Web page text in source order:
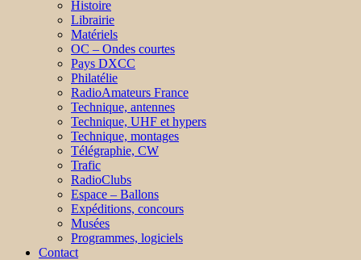
Histoire
Librairie
Matériels
OC – Ondes courtes
Pays DXCC
Philatélie
RadioAmateurs France
Technique, antennes
Technique, UHF et hypers
Technique, montages
Télégraphie, CW
Trafic
RadioClubs
Espace – Ballons
Expéditions, concours
Musées
Programmes, logiciels
Contact